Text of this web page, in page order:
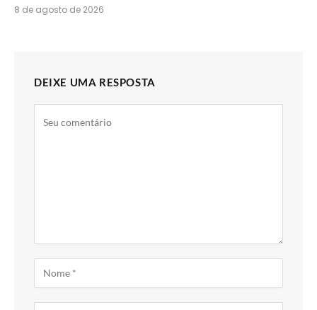
8 de agosto de 2026
DEIXE UMA RESPOSTA